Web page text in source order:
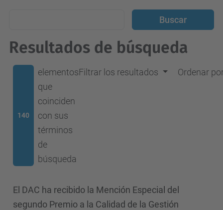
Resultados de búsqueda
140
elementos
que
coinciden
con sus
términos
de
búsqueda
Filtrar los resultados Ordenar
El DAC ha recibido la Mención Especial del
segundo Premio a la Calidad de la Gestión